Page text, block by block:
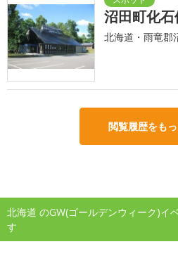
沼田町化
北海道・雨竜郡
閲覧履歴をも
北海道 のGW(ゴールデンウィーク)イ
す